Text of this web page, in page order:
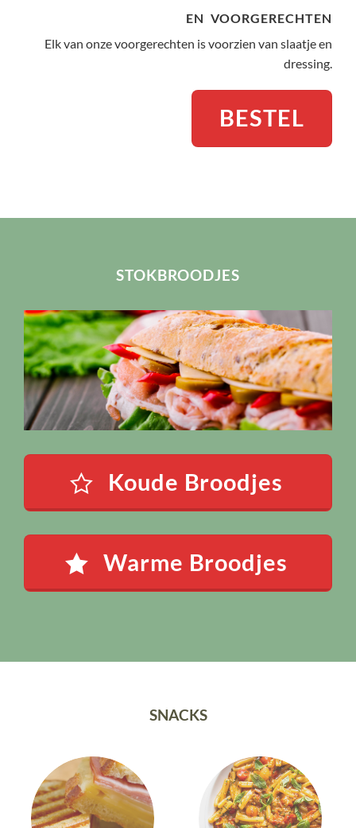
EN VOORGERECHTEN
Elk van onze voorgerechten is voorzien van slaatje en
dressing.
BESTEL
STOKBROODJES
Koude Broodjes
Warme Broodjes
SNACKS